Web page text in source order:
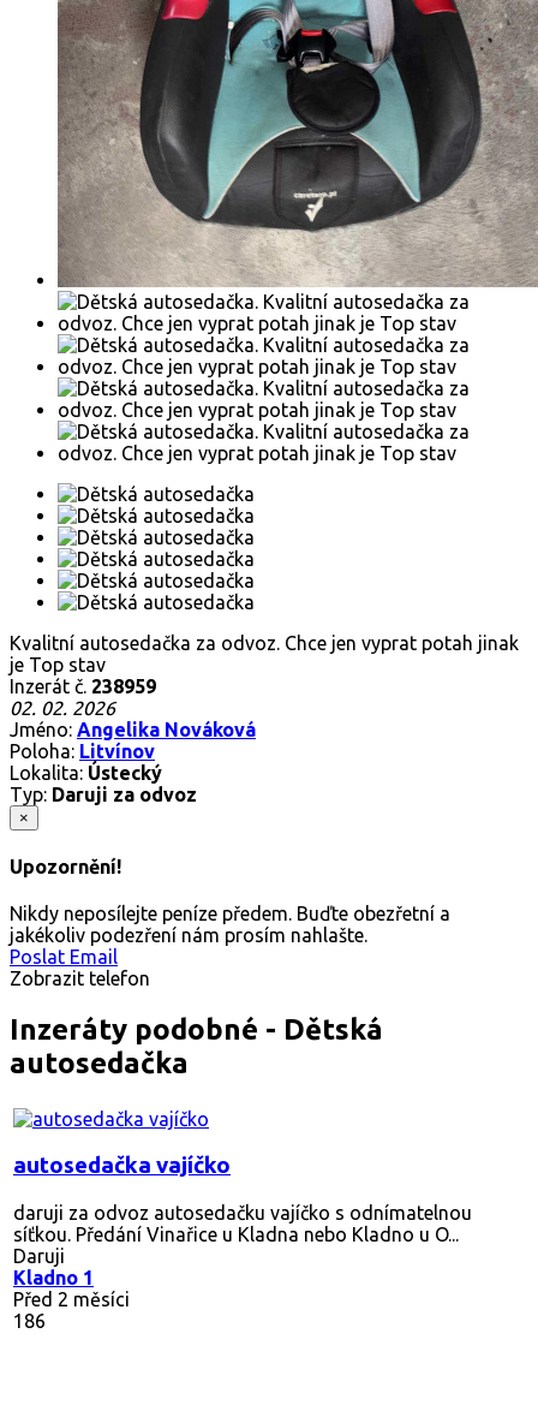
Kvalitní autosedačka za odvoz. Chce jen vyprat potah jinak
je Top stav
Inzerát č. 238959
02. 02. 2026
Jméno: Angelika Nováková
Poloha: Litvínov
Lokalita: Ústecký
Typ: Daruji za odvoz
×
Upozornění!
Nikdy neposílejte peníze předem. Buďte obezřetní a
jakékoliv podezření nám prosím nahlašte.
Poslat Email
Zobrazit telefon
Inzeráty podobné - Dětská
autosedačka
autosedačka vajíčko
daruji za odvoz autosedačku vajíčko s odnímatelnou
síťkou. Předání Vinařice u Kladna nebo Kladno u O...
Daruji
Kladno 1
Před 2 měsíci
186